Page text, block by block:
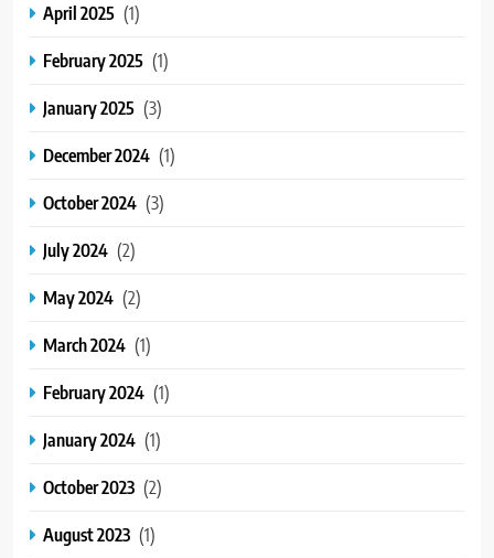
April 2025 (1)
February 2025 (1)
January 2025 (3)
December 2024 (1)
October 2024 (3)
July 2024 (2)
May 2024 (2)
March 2024 (1)
February 2024 (1)
January 2024 (1)
October 2023 (2)
August 2023 (1)